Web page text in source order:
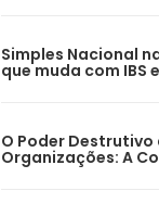
Simples Nacional
que muda com IBS
O Poder
Organizações: A